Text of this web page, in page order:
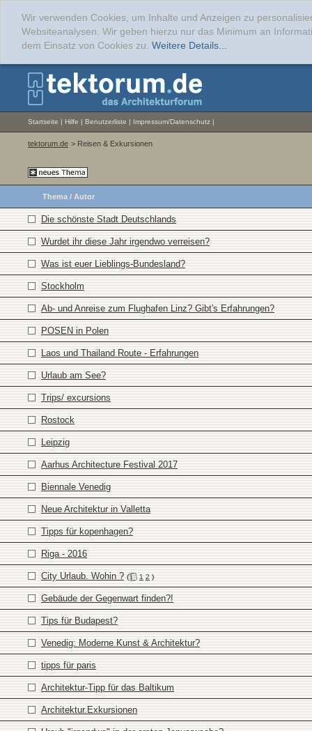
Wir verwenden Cookies, um Inhalte und Anzeigen zu
Websiteanalysen. Wir geben hierzu nur das Minimum an
dem Einsatz von Cookies zu. Weitere Details...
Startseite | Hilfe | Benutzerliste | Impressum/Datenschutz |
tektorum.de > Reisen & Exkursionen
Thema / Autor
Die schönste Stadt Deutschlands
Wurdet ihr diese Jahr irgendwo verreisen?
Was ist euer Lieblings-Bundesland?
Stockholm
Ab- und Anreise zum Flughafen Linz? Gibt's Erfahrungen?
POSEN in Polen
Laos und Thailand Route - Erfahrungen
Urlaub am See?
Trips/ excursions
Rostock
Leipzig
Aarhus Architecture Festival 2017
Biennale Venedig
Neue Architektur in Valletta
Tipps für kopenhagen?
Riga - 2016
City Urlaub. Wohin ? ( 1 2 )
Gebäude der Gegenwart finden?!
Tips für Budapest?
Venedig: Moderne Kunst & Architektur?
tipps für paris
Architektur-Tipp für das Baltikum
Architektur.Exkursionen